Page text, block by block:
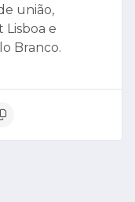
união,
Lisboa e
Branco.